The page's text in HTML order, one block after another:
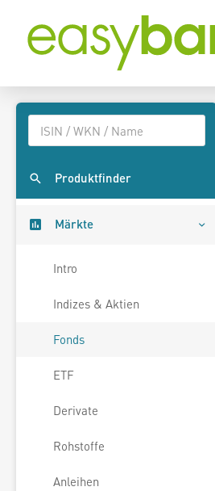
Produktfinder
Märkte
Intro
Indizes & Aktien
Fonds
ETF
Derivate
Rohstoffe
Anleihen